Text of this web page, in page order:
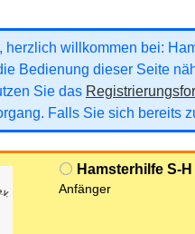
herzlich willkommen bei:
Bedienung dieser Seite
Sie das
Falls Sie sich bereits
Hamsterhilfe S-H
Anfänger